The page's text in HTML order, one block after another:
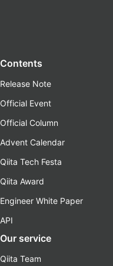
Contents
Release Note
Official Event
Official Column
Advent Calendar
Qiita Tech Festa
Qiita Award
Engineer White Paper
API
Our service
Qiita Team